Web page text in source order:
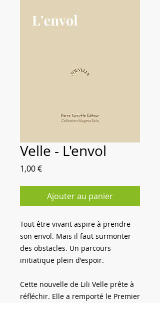
Velle - L'envol
1,00 €Prix
Ajouter au panier
Tout être vivant aspire à prendre
son envol. Mais il faut surmonter
des obstacles. Un parcours
initiatique plein d'espoir.
Cette nouvelle de Lili Velle prête à
réfléchir. Elle a remporté le Premier